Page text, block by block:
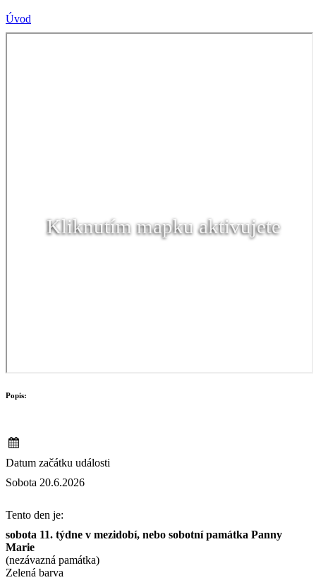
Úvod
Kliknutím mapku aktivujete
Popis:
Datum začátku události
Sobota 20.6.2026
Tento den je:
sobota 11. týdne v mezidobí, nebo sobotní památka Panny
Marie
(nezávazná památka)
Zelená barva